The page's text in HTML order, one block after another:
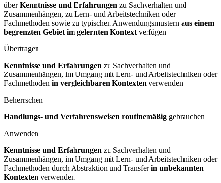
überKenntnisse und Erfahrungen zu Sachverhalten und
Zusammenhängen, zu Lern- und Arbeitstechniken oder
Fachmethoden sowie zu typischen Anwendungsmustern aus einem
begrenzten Gebiet im gelernten Kontext verfügen
Übertragen
Kenntnisse und Erfahrungen zu Sachverhalten und
Zusammenhängen, im Umgang mit Lern- und Arbeitstechniken oder
Fachmethoden in vergleichbaren Kontexten verwenden
Beherrschen
Handlungs- und Verfahrensweisen routinemäßig gebrauchen
Anwenden
Kenntnisse und Erfahrungen zu Sachverhalten und
Zusammenhängen, im Umgang mit Lern- und Arbeitstechniken oder
Fachmethoden durch Abstraktion und Transferin unbekannten
Kontexten verwenden